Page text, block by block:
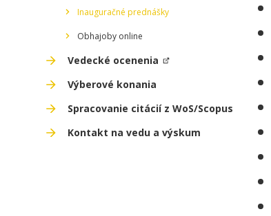
Inauguračné prednášky
Obhajoby online
Vedecké ocenenia
Výberové konania
Spracovanie citácií z WoS/Scopus
Kontakt na vedu a výskum